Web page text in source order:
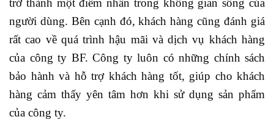
người dùng. Bên cạnh đó, khách hàng cũng đánh giá
rất cao về quá trình hậu mãi và dịch vụ khách hàng
của công ty BF. Công ty luôn có những chính sách
bảo hành và hỗ trợ khách hàng tốt, giúp cho khách
hàng cảm thấy yên tâm hơn khi sử dụng sản phẩm
của công ty.